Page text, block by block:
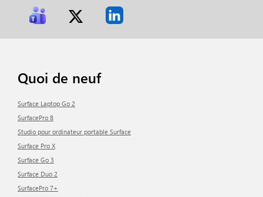
Quoi de neuf
Surface Laptop Go 2
SurfacePro 8
Studio pour ordinateur portable Surface
Surface Pro X
Surface Go 3
Surface Duo 2
SurfacePro 7+